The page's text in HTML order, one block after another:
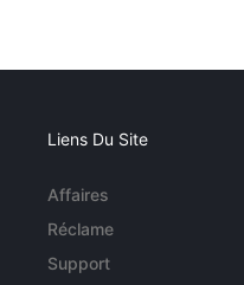
Liens Du Site
Affaires
Réclame
Support